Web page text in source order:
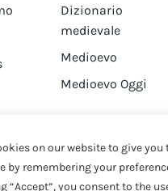
on our website to give
by remembering your
“Accept”, you consent to the
Dizionario
medievale
Medioevo
Medioevo Oggi
CONTATTI
Contatti